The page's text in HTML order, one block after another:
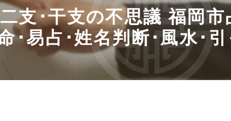
支･干支の不思議 福岡
･易占･姓名判断･風水･